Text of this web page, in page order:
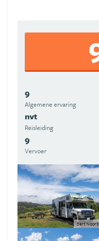
9
Algemene ervaring
nvt
Reisleiding
9
Vervoer
Bert